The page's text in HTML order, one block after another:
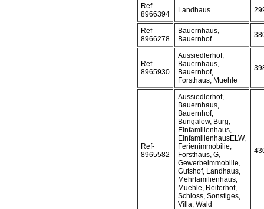
Ref-
8966394
Landhaus
Ref-
8966278
Bauernhaus,
Bauernhof
Ref-
8965930
Aussiedlerhof,
Bauernhaus,
Bauernhof,
Forsthaus, Muehle
Ref-
8965582
Aussiedlerhof,
Bauernhaus,
Bauernhof,
Bungalow, Burg,
Einfamilienhaus,
EinfamilienhausELW,
Ferienimmobilie,
Forsthaus, G,
Gewerbeimmobilie,
Gutshof, Landhaus,
Mehrfamilienhaus,
Muehle, Reiterhof,
Schloss, Sonstiges,
Villa, Wald